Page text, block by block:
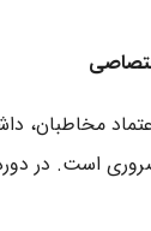
مخاطبان،
است. در